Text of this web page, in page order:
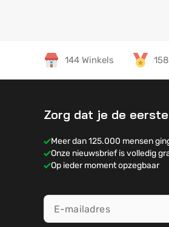
144 Winkels
Zorg dat je de
Meer dan 125.000 mensen
Onze nieuwsbrief is volledig
Op ieder moment opzegbaar